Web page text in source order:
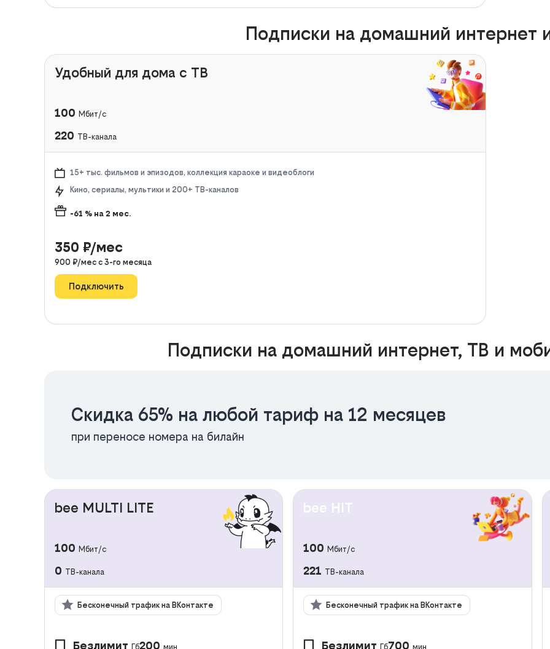
Подписки на домашний интернет
Удобный для дома с ТВ
100 Мбит/с
220 ТВ-канала
15+ тыс. фильмов и эпизодов, коллекция караоке и видеоблоги
Кино, сериалы, мультики и 200+ ТВ-каналов
-61 % на 2 мес.
350 ₽/мес
900 ₽/мес с 3-го месяца
Подключить
Подписки на домашний интернет, ТВ и
Скидка 65% на любой тариф на 12 месяцев
при переносе номера на билайн
bee MULTI LITE
100 Мбит/с
0 ТВ-канала
Бесконечный трафик на ВКонтакте
Безлимит Гб200 мин
bee HIT
100 Мбит/с
221 ТВ-канала
Бесконечный трафик на ВКонтакте
Безлимит Гб700 мин